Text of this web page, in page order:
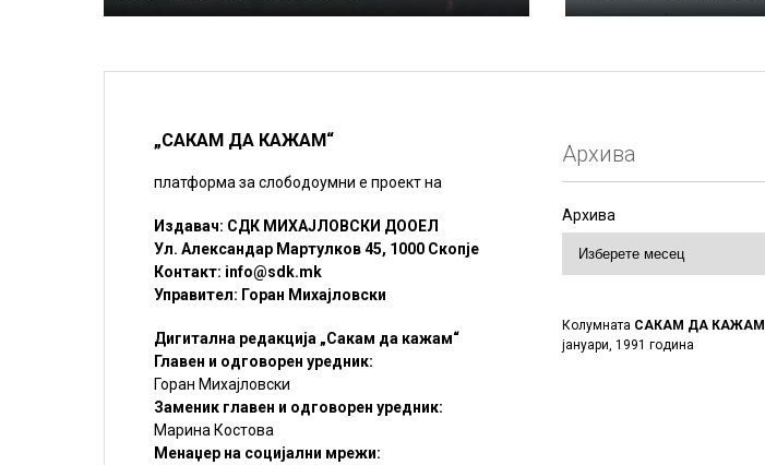
„САКАМ ДА КАЖАМ“
платформа за слободоумни е проект на
Издавач: СДК МИХАЈЛОВСКИ ДООЕЛ
Ул. Александар Мартулков 45, 1000 Скопје
Контакт: info@sdk.mk
Управител: Горан Михајловски
Дигитална редакција „Сакам да кажам“
Главен и одговорен уредник:
Горан Михајловски
Заменик главен и одговорен уредник:
Марина Костова
Менаџер на социјални мрежи:
Архива
Архива
Колумната САКАМ ДА КАЖАМ
јануари, 1991 година